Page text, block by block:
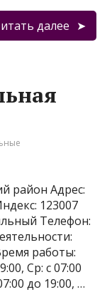
далее
район Адрес:
123007
Телефон:
работы:
Ср: с 07:00
до 19:00, …